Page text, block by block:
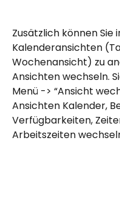
Zusätzlich können
Kalenderansichten
Wochenansicht) zu
Ansichten wechseln.
Menü -> “Ansicht
Ansichten Kalender,
Verfügbarkeiten,
Arbeitszeiten